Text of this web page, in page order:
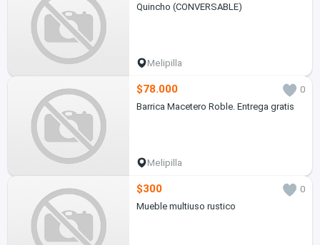
Quincho (CONVERSABLE)
Melipilla
$78.000
0
Barrica Macetero Roble. Entrega gratis
Melipilla
$300
0
Mueble multiuso rustico